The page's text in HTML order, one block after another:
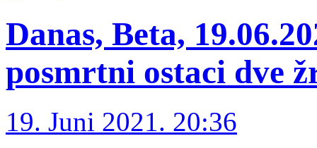
Danas, Beta,
posmrtni ostaci dve
19. Juni 2021. 20:36